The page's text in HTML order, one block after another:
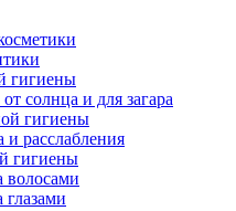
гигиены
солнца и для загара
гигиены
и расслабления
гигиены
волосами
глазами